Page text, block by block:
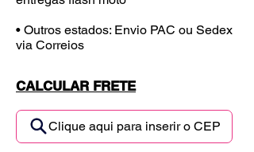
• Outros estados: Envio PAC ou Sedex
via Correios
CALCULAR FRETE
Clique aqui para inserir o CEP